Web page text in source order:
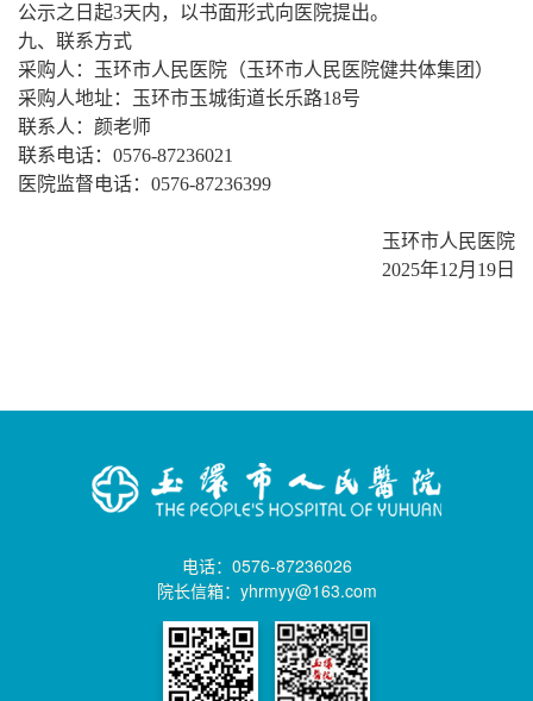
公示之日起3天内，以书面形式向医院提出。
九、联系方式
采购人：玉环市人民医院（玉环市人民医院健共体集团）
采购人地址：玉环市玉城街道长乐路18号
联系人：颜老师
联系电话： 0576-87236021
医院监督电话： 0576-87236399
玉环市人民医院
2025年12月19日
电话：0576-87236026
院长信箱：yhrmyy@163.com